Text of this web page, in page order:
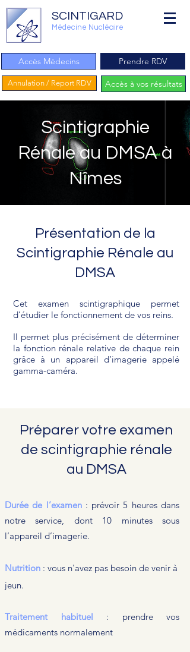
SCINTIGARD
Médecine Nucléaire
Accès Médecins Prendre RDV
Annulation / Report RDV Accès à vos résultats
Scintigraphie
Rénale au DMSA à
Nîmes
Présentation de la
Scintigraphie Rénale au
DMSA
Cet examen scintigraphique permet
d’étudier le fonctionnement de vos reins.
Il permet plus précisément de déterminer
la fonction rénale relative de chaque rein
grâce à un appareil d’imagerie appelé
gamma-caméra.
Préparer votre examen
de scintigraphie rénale
au DMSA
Durée de l’examen: prévoir 5 heures dans
notre service, dont 10 minutes sous
l’appareil d’imagerie.
Nutrition : vous n'avez pas besoin de venir à
jeun.
Traitement habituel : prendre vos
médicaments normalement